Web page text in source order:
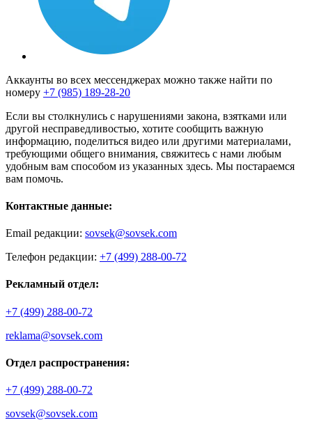
Аккаунты во всех мессенджерах можно также найти по
номеру +7 (985) 189-28-20
Если вы столкнулись с нарушениями закона, взятками или
другой несправедливостью, хотите сообщить важную
информацию, поделиться видео или другими материалами,
требующими общего внимания, свяжитесь с нами любым
удобным вам способом из указанных здесь. Мы постараемся
вам помочь.
Контактные данные:
Email редакции: sovsek@sovsek.com
Телефон редакции: +7 (499) 288-00-72
Рекламный отдел:
+7 (499) 288-00-72
reklama@sovsek.com
Отдел распространения:
+7 (499) 288-00-72
sovsek@sovsek.com